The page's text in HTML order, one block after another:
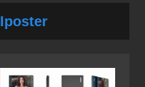
Iposter